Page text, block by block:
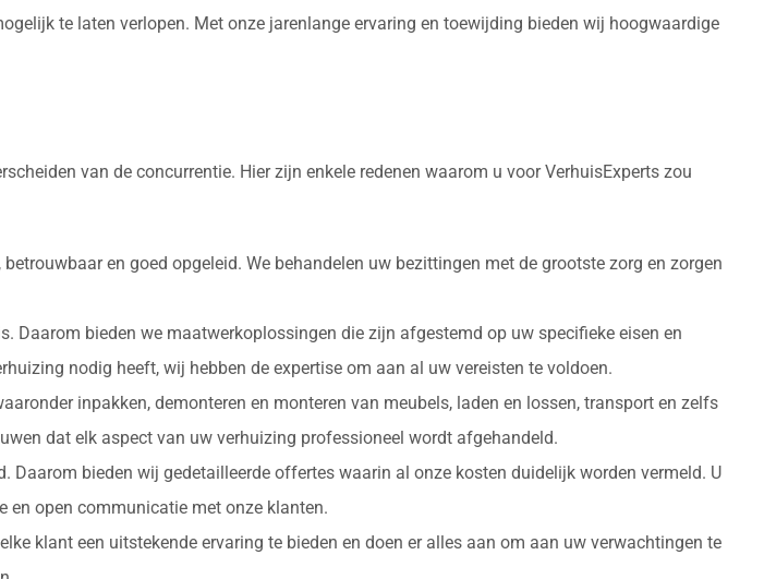
te laten verlopen. Met onze jarenlange ervaring en toewijding bieden wij hoogwaardige
van de concurrentie. Hier zijn enkele redenen waarom u voor VerhuisExperts zou
en goed opgeleid. We behandelen uw bezittingen met de grootste zorg en zorgen
Daarom bieden we maatwerkoplossingen die zijn afgestemd op uw specifieke eisen en
nodig heeft, wij hebben de expertise om aan al uw vereisten te voldoen.
inpakken, demonteren en monteren van meubels, laden en lossen, transport en zelfs
dat elk aspect van uw verhuizing professioneel wordt afgehandeld.
Daarom bieden wij gedetailleerde offertes waarin al onze kosten duidelijk worden vermeld. U
en open communicatie met onze klanten.
klant een uitstekende ervaring te bieden en doen er alles aan om aan uw verwachtingen te